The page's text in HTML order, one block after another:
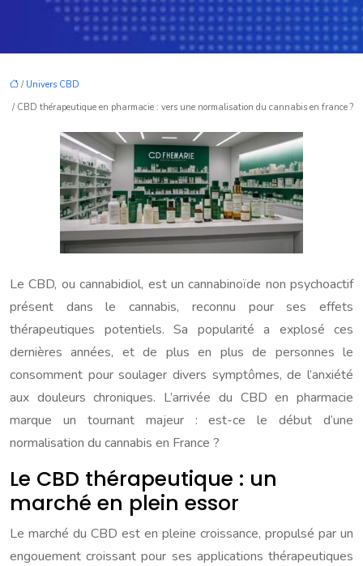
/ Univers CBD
/ CBD thérapeutique en pharmacie : vers une normalisation du cannabis en france ?
Le CBD, ou cannabidiol, est un cannabinoïde non psychoactif
présent dans le cannabis, reconnu pour ses effets
thérapeutiques potentiels. Sa popularité a explosé ces
dernières années, et de plus en plus de personnes le
consomment pour soulager divers symptômes, de l’anxiété
aux douleurs chroniques. L’arrivée du CBD en pharmacie
marque un tournant majeur : est-ce le début d’une
normalisation du cannabis en France ?
Le CBD thérapeutique : un
marché en plein essor
Le marché du CBD est en pleine croissance, propulsé par un
engouement croissant pour ses applications thérapeutiques